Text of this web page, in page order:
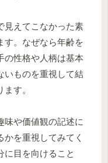
見えてこなかった素
す。なぜなら年齢を
の性格や人柄は基本
いものを重視して結
す。
味や価値観の記述に
を重視してみてく
に目を向けること